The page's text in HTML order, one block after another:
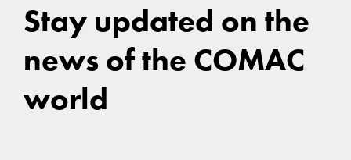
Stay updated on the
news of the COMAC
world